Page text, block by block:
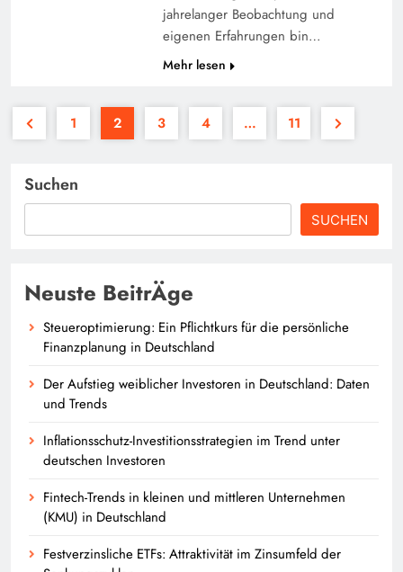
jahrelanger Beobachtung und
eigenen Erfahrungen bin…
Mehr lesen
1 2 3 4 … 11
Suchen
SUCHEN
Neuste BeitrÄge
Steueroptimierung: Ein Pflichtkurs für die persönliche
Finanzplanung in Deutschland
Der Aufstieg weiblicher Investoren in Deutschland: Daten
und Trends
Inflationsschutz-Investitionsstrategien im Trend unter
deutschen Investoren
Fintech-Trends in kleinen und mittleren Unternehmen
(KMU) in Deutschland
Festverzinsliche ETFs: Attraktivität im Zinsumfeld der